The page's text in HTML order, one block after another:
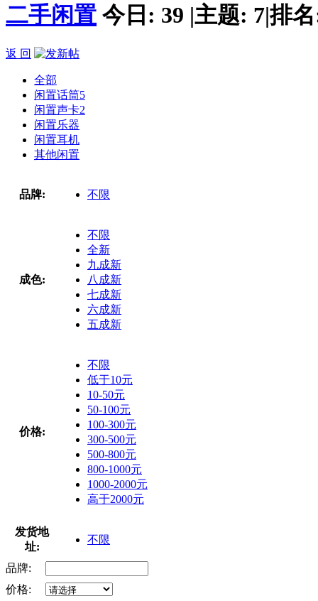
二手闲置 今日: 39 |主题: 7|排
返 回
全部
闲置话筒5
闲置声卡2
闲置乐器
闲置耳机
其他闲置
品牌: 不限
成色:
不限
全新
九成新
八成新
七成新
六成新
五成新
价格:
不限
低于10元
10-50元
50-100元
100-300元
300-500元
500-800元
800-1000元
1000-2000元
高于2000元
发货地
址:
不限
品牌:
价格: